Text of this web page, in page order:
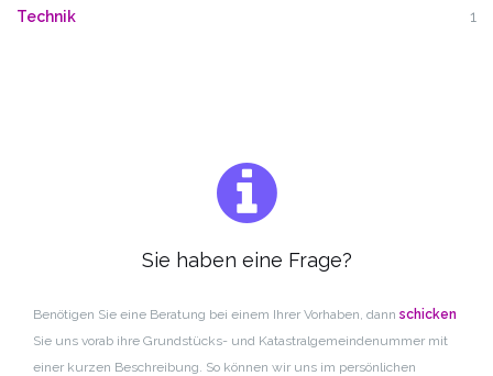
Technik
1
Sie haben eine Frage?
Benötigen Sie eine Beratung bei einem Ihrer Vorhaben, dann schicken
Sie uns vorab ihre Grundstücks- und Katastralgemeindenummer mit
einer kurzen Beschreibung. So können wir uns im persönlichen